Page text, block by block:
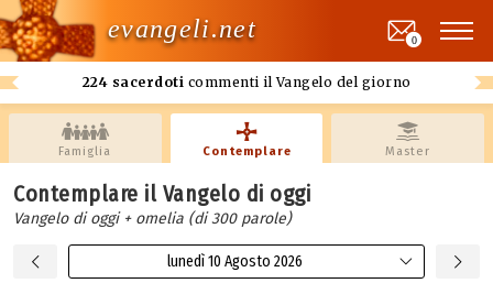
evangeli.net
224 sacerdoti commenti il Vangelo del giorno
0
Famiglia Contemplare Master
Contemplare il Vangelo di oggi
Vangelo di oggi + omelia (di 300 parole)
lunedì 10 Agosto 2026